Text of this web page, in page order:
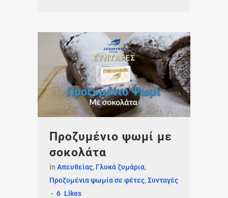
Προζυμένιο ψωμί με
σοκολάτα
in Απευθείας, Γλυκά ζυμάρια,
Προζυμένια ψωμία σε φέτες,Συνταγές
6 Likes